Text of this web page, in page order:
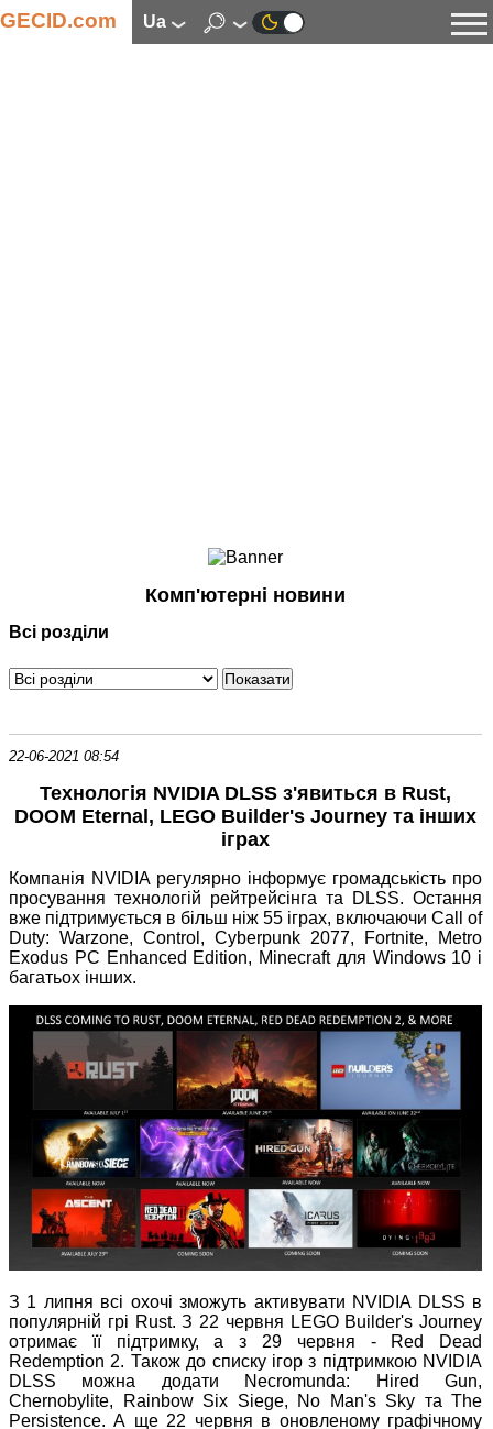
GECID.com ua
Смартфони
Периферія
Програмне забезпечення
Комп'ютерні новини
Всі розділи
22-06-2021 08:54
Технологія NVIDIA DLSS з'явиться в Rust,
DOOM Eternal, LEGO Builder's Journey та інших
іграх
Компанія NVIDIA регулярно інформує громадськість про
просування технологій рейтрейсінга та DLSS. Остання
вже підтримується в більш ніж 55 іграх, включаючи Call of
Duty: Warzone, Control, Cyberpunk 2077, Fortnite, Metro
Exodus PC Enhanced Edition, Minecraft для Windows 10 і
багатьох інших.
З 1 липня всі охочі зможуть активувати NVIDIA DLSS в
популярній грі Rust. З 22 червня LEGO Builder's Journey
отримає її підтримку, а з 29 червня - Red Dead
Redemption 2. Також до списку ігор з підтримкою NVIDIA
DLSS можна додати Necromunda: Hired Gun,
Chernobylite, Rainbow Six Siege, No Man's Sky та The
Persistence. А ще 22 червня в оновленому графічному